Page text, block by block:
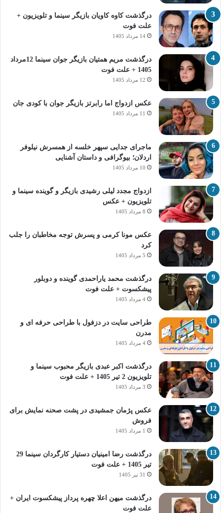
درگذشت کاوه کاویان بازیگر سینما و تلویزیون +
علت فوت
14 مرداد 1405
درگذشت مریم همتیان بازیگر جوان سینما 12مرداد
1405 + علت فوت
12 مرداد 1405
عکس ازدواج اما رابرتز بازیگر جوان با کودی جان
11 مرداد 1405
ماجرای جدایی سپهر خلسه از همسرش نیلوفر
اردلان؛ بیوگرافی و داستان آشنایی
10 مرداد 1405
ازدواج مجدد لیلی رشیدی بازیگر و گوینده سینما و
تلویزیون + عکس
8 مرداد 1405
عکس مونا کرمی و پسرش توجه مخاطبان را جلب
کرد
5 مرداد 1405
درگذشت محمد یاراحمدی گوینده و دوبلور
پیشکسوت + علت فوت
4 مرداد 1405
طراحی سایت در دزفول با طراحی حرفه‌ ای و
مدرن
4 مرداد 1405
درگذشت اکبر عبدی بازیگر محبوب سینما و
تلویزیون 2 تیر 1405 + علت فوت
3 مرداد 1405
عکس پژمان جمشیدی در پشت صحنه نمایش برای
فروش
1 مرداد 1405
درگذشت رضا امینیان دستیار کارگردان سینما 29
تیر 1405 + علت فوت
31 تیر 1405
درگذشت میهن اعلا چهره پرداز پیشکسوت ایران +
علت فوت